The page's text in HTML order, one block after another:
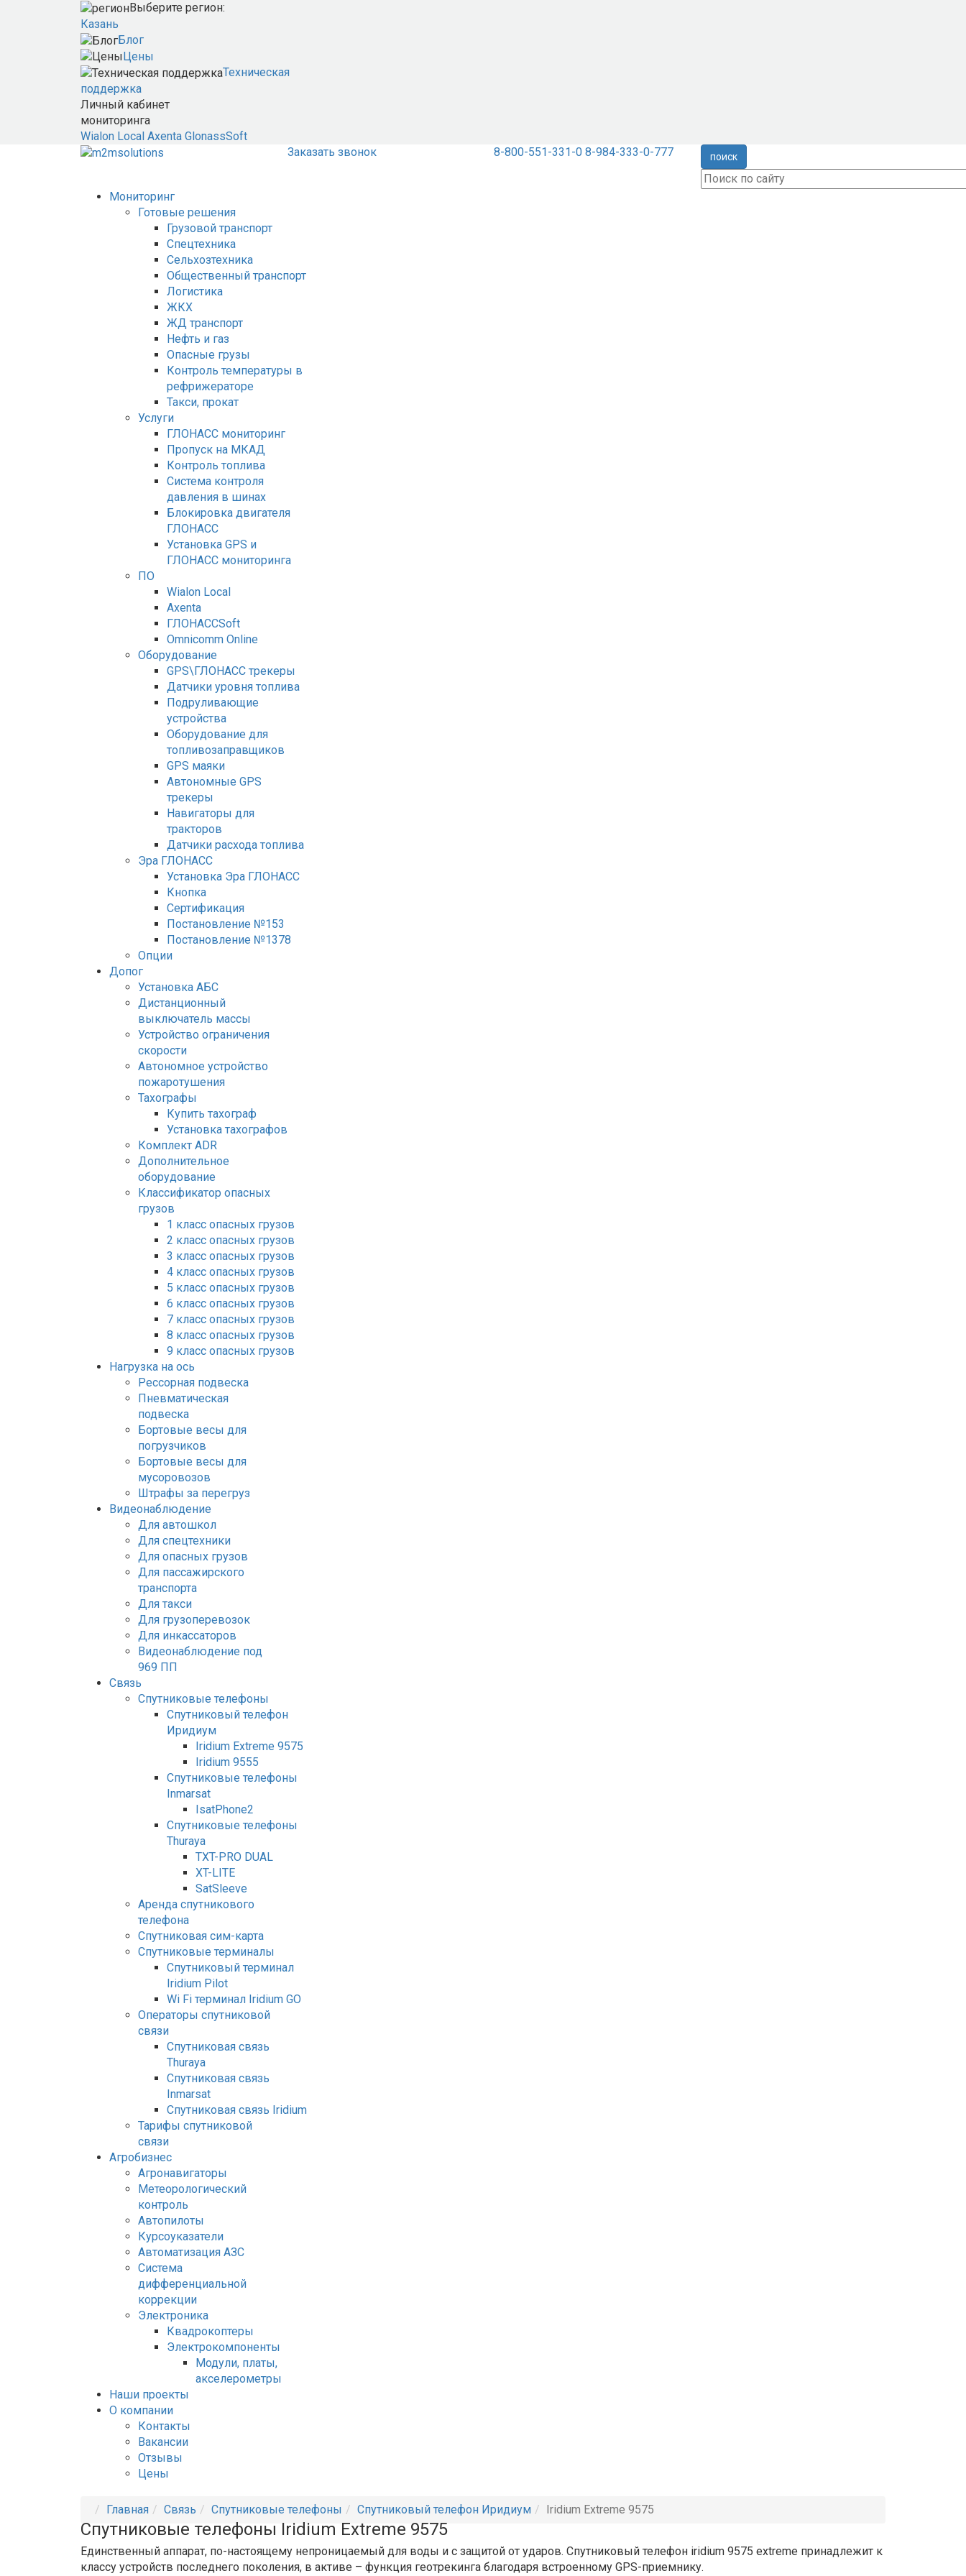
Выберите регион:
Казань
Блог
Цены
Техническая
поддержка
Личный кабинет
мониторинга
Wialon Local Axenta GlonassSoft
Заказать звонок
8-800-551-331-0 8-984-333-0-777 поиск
Мониторинг
Готовые решения
Грузовой транспорт
Спецтехника
Сельхозтехника
Общественный транспорт
Логистика
ЖКХ
ЖД транспорт
Нефть и газ
Опасные грузы
Контроль температуры в
рефрижераторе
Такси, прокат
Услуги
ГЛОНАСС мониторинг
Пропуск на МКАД
Контроль топлива
Система контроля
давления в шинах
Блокировка двигателя
ГЛОНАСС
Установка GPS и
ГЛОНАСС мониторинга
ПО
Wialon Local
Axenta
ГЛОНАССSoft
Оmnicomm Оnline
Оборудование
GPS\ГЛОНАСС трекеры
Датчики уровня топлива
Подруливающие
устройства
Оборудование для
топливозаправщиков
GPS маяки
Автономные GPS
трекеры
Навигаторы для
тракторов
Датчики расхода топлива
Эра ГЛОНАСС
Установка Эра ГЛОНАСС
Кнопка
Сертификация
Постановление №153
Постановление №1378
Опции
Допог
Установка АБС
Дистанционный
выключатель массы
Устройство ограничения
скорости
Автономное устройство
пожаротушения
Тахографы
Купить тахограф
Установка тахографов
Комплект ADR
Дополнительное
оборудование
Классификатор опасных
грузов
1 класс опасных грузов
2 класс опасных грузов
3 класс опасных грузов
4 класс опасных грузов
5 класс опасных грузов
6 класс опасных грузов
7 класс опасных грузов
8 класс опасных грузов
9 класс опасных грузов
Нагрузка на ось
Рессорная подвеска
Пневматическая
подвеска
Бортовые весы для
погрузчиков
Бортовые весы для
мусоровозов
Штрафы за перегруз
Видеонаблюдение
Для автошкол
Для спецтехники
Для опасных грузов
Для пассажирского
транспорта
Для такси
Для грузоперевозок
Для инкассаторов
Видеонаблюдение под
969 ПП
Связь
Спутниковые телефоны
Спутниковый телефон
Иридиум
Iridium Extreme 9575
Iridium 9555
Спутниковые телефоны
Inmarsat
IsatPhone2
Спутниковые телефоны
Thuraya
TXT-PRO DUAL
XT-LITE
SatSleeve
Аренда спутникового
телефона
Спутниковая сим-карта
Спутниковые терминалы
Спутниковый терминал
Iridium Pilot
Wi Fi терминал Iridium GO
Операторы спутниковой
связи
Спутниковая связь
Thuraya
Спутниковая связь
Inmarsat
Спутниковая связь Iridium
Тарифы спутниковой
связи
Агробизнес
Агронавигаторы
Метеорологический
контроль
Автопилоты
Курсоуказатели
Автоматизация АЗС
Система
дифференциальной
коррекции
Электроника
Квадрокоптеры
Электрокомпоненты
Модули, платы,
акселерометры
Наши проекты
О компании
Контакты
Вакансии
Отзывы
Цены
Главная Связь Спутниковые телефоны Спутниковый телефон Иридиум Iridium Extreme 9575
Спутниковые телефоны Iridium Extreme 9575
Единственный аппарат, по-настоящему непроницаемый для воды и с защитой от ударов. Cпутниковый телефон iridium 9575 extreme принадлежит к
классу устройств последнего поколения, в активе – функция геотрекинга благодаря встроенному GPS-приемнику.